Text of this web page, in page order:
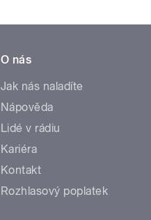
O nás
Jak nás naladíte
Nápověda
Lidé v rádiu
Kariéra
Kontakt
Rozhlasový poplatek